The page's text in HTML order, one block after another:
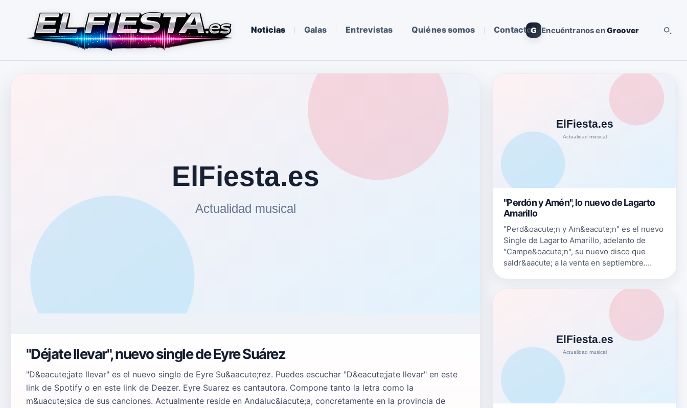
Noticias Galas Entrevistas Quiénes somos ContactoG Encuéntranos enGroover
"Déjate llevar", nuevo single de Eyre Suárez
"D&eacute;jate llevar" es el nuevo single de Eyre Su&aacute;rez. Puedes escuchar "D&eacute;jate llevar" en este
link de Spotify o en este link de Deezer. Eyre Suarez es cantautora. Compone tanto la letra como la
m&uacute;sica de sus canciones. Actualmente reside en Andaluc&iacute;a, concretamente en la provincia de
"Perdón y Amén", lo nuevo de Lagarto
Amarillo
"Perd&oacute;n y Am&eacute;n" es el nuevo
Single de Lagarto Amarillo, adelanto de
"Campe&oacute;n", su nuevo disco que
saldr&aacute; a la venta en septiembre.